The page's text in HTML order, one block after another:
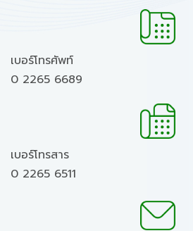
เบอร์โทรศัพท์
0 2265 6689
เบอร์โทรสาร
0 2265 6511